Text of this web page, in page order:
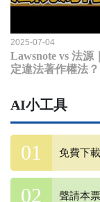
2025-07-04
Lawsnote vs 法
定違法著作權法？
AI小工具
免費下
聲請本